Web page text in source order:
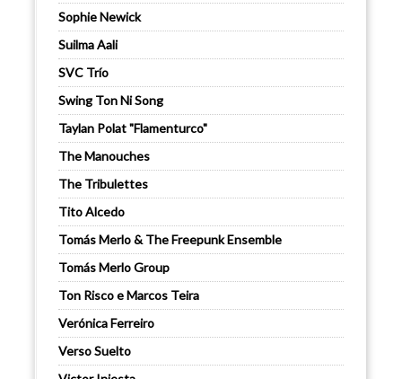
Sophie Newick
Suilma Aali
SVC Trío
Swing Ton Ni Song
Taylan Polat "Flamenturco"
The Manouches
The Tribulettes
Tito Alcedo
Tomás Merlo & The Freepunk Ensemble
Tomás Merlo Group
Ton Risco e Marcos Teira
Verónica Ferreiro
Verso Suelto